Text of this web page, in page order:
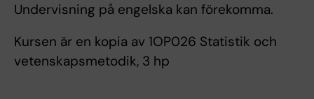
Undervisning på engelska kan förekomma.
Kursen är en kopia av 1OP026 Statistik och
vetenskapsmetodik, 3 hp